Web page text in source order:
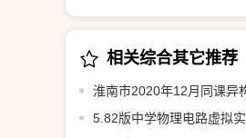
相关综合其它推荐
淮南市2020年12月同课异
侧记5.82版中学物理电路虚拟